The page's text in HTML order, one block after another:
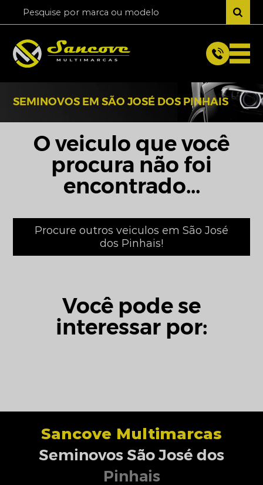
SEMINOVOS EM SÃO JOSÉ DOS PINHAIS
O veiculo que você
procura não foi
encontrado...
Procure outros veiculos em São José
dos Pinhais!
Você pode se
interessar por:
Sancove Multimarcas
Seminovos São José dos
Pinhais